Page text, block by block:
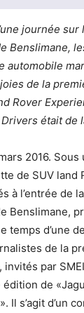
journée sur
Benslimane,
automobile
de la
Rover
était de
2016.
de SUV land
à l’entrée de
Benslimane,
temps d’une
de la
invités par
de
Il s’agit d’un